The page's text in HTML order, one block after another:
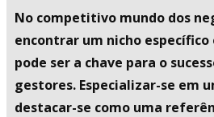
No competitivo mundo dos
encontrar um nicho específico
pode ser a chave para o
gestores. Especializar-se em
destacar-se como uma